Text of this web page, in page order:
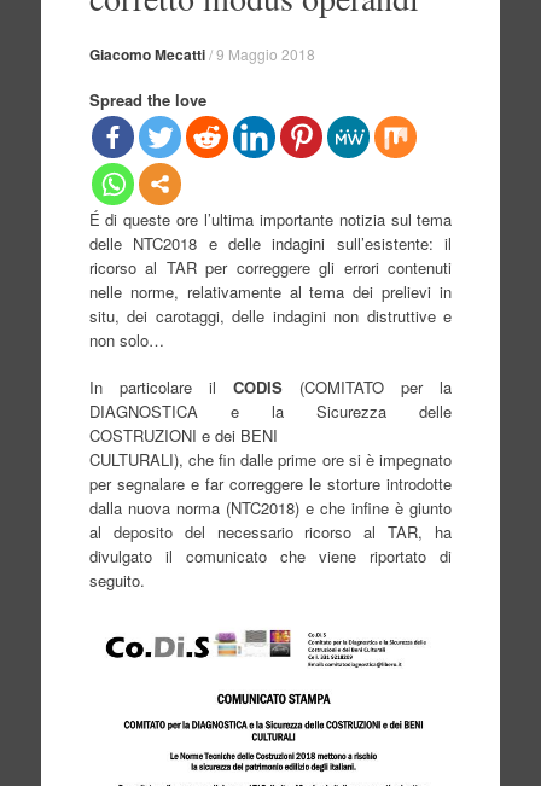
Giacomo Mecatti/9 Maggio 2018
Spread the love
É di queste ore l’ultima importante notizia sul tema
delle NTC2018 e delle indagini sull’esistente: il
ricorso al TAR per correggere gli errori contenuti
nelle norme, relativamente al tema dei prelievi in
situ, dei carotaggi, delle indagini non distruttive e
non solo…
In particolare il CODIS (COMITATO per la
DIAGNOSTICA e la Sicurezza delle
COSTRUZIONI e dei BENI
CULTURALI), che fin dalle prime ore si è impegnato
per segnalare e far correggere le storture introdotte
dalla nuova norma (NTC2018) e che infine è giunto
al deposito del necessario ricorso al TAR, ha
divulgato il comunicato che viene riportato di
seguito.